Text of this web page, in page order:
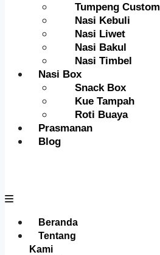
Tumpeng Custom
Nasi Kebuli
Nasi Liwet
Nasi Bakul
Nasi Timbel
Nasi Box
Snack Box
Kue Tampah
Roti Buaya
Prasmanan
Blog
Menu
Beranda
Tentang
Kami